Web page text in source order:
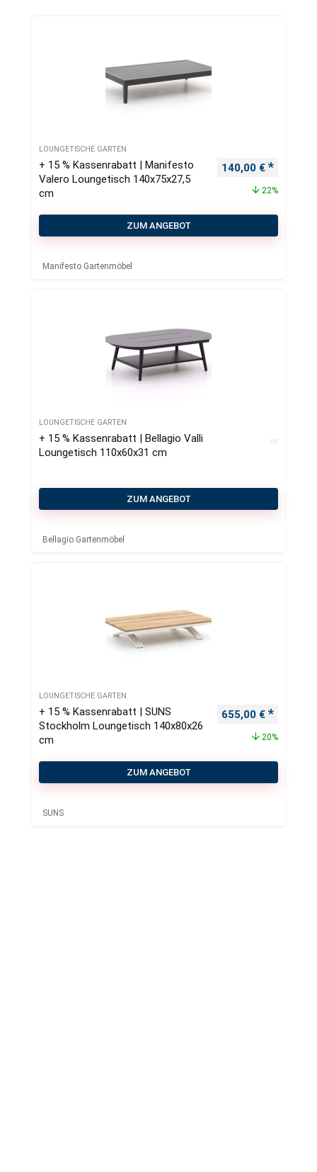
LOUNGETISCHE GARTEN
+ 15 % Kassenrabatt | Manifesto
Valero Loungetisch 140x75x27,5
cm
Ursprünglicher
140,00 €
22%
ZUM ANGEBOT
Manifesto Gartenmöbel
LOUNGETISCHE GARTEN
+ 15 % Kassenrabatt | Bellagio Valli
Loungetisch 110x60x31 cm
ZUM ANGEBOT
Bellagio Gartenmöbel
LOUNGETISCHE GARTEN
+ 15 % Kassenrabatt | SUNS
Stockholm Loungetisch 140x80x26
cm
Ursprünglicher
655,00 €
20%
ZUM ANGEBOT
SUNS